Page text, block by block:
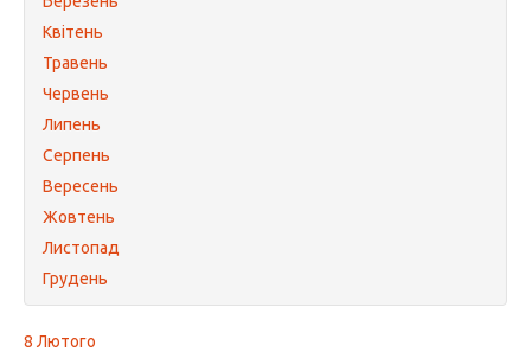
Квітень
Травень
Червень
Липень
Серпень
Вересень
Жовтень
Листопад
Грудень
8 Лютого